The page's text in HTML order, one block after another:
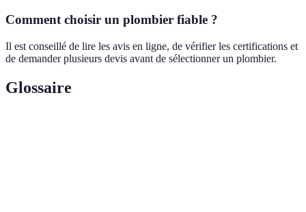
Comment choisir un plombier fiable ?
Il est conseillé de lire les avis en ligne, de vérifier les certifications et
de demander plusieurs devis avant de sélectionner un plombier.
Glossaire